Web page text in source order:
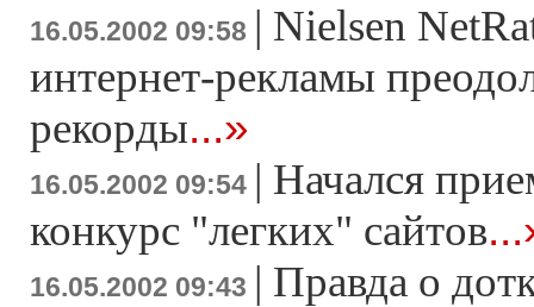
16.05.2002 09:58 | Nielsen
интернет-рекламы
рекорды...»
16.05.2002 09:54 | Начался
конкурс "легких" сайтов
16.05.2002 09:43 | Правда о